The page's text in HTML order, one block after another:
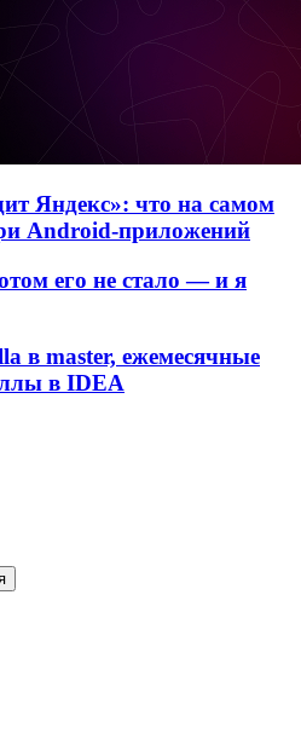
Яндекс»: что на самом
Android-приложений
его не стало — и я
в master, ежемесячные
в IDEA